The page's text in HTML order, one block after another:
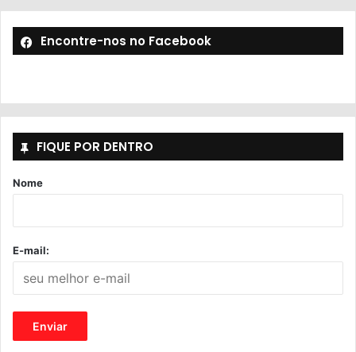
Encontre-nos no Facebook
FIQUE POR DENTRO
Nome
E-mail: